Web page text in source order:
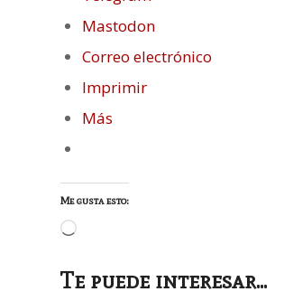
Mastodon
Correo electrónico
Imprimir
Más
Me gusta esto:
Cargando...
Te puede interesar...